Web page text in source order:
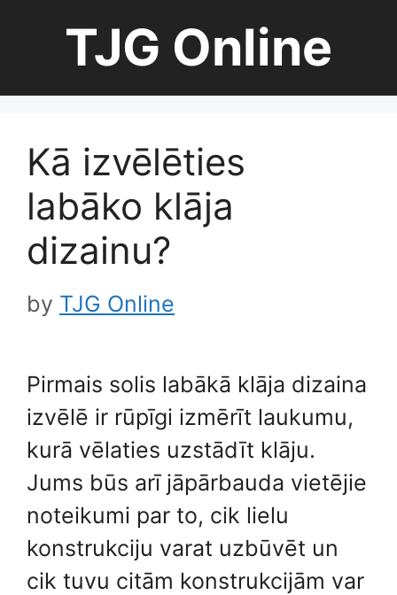
TJG Online
Kā izvēlēties
labāko klāja
dizainu?
by TJG Online
Pirmais solis labākā klāja dizaina
izvēlē ir rūpīgi izmērīt laukumu,
kurā vēlaties uzstādīt klāju.
Jums būs arī jāpārbauda vietējie
noteikumi par to, cik lielu
konstrukciju varat uzbūvēt un
cik tuvu citām konstrukcijām var